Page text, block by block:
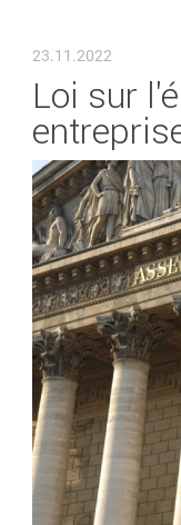
23.11.2022
Loi sur